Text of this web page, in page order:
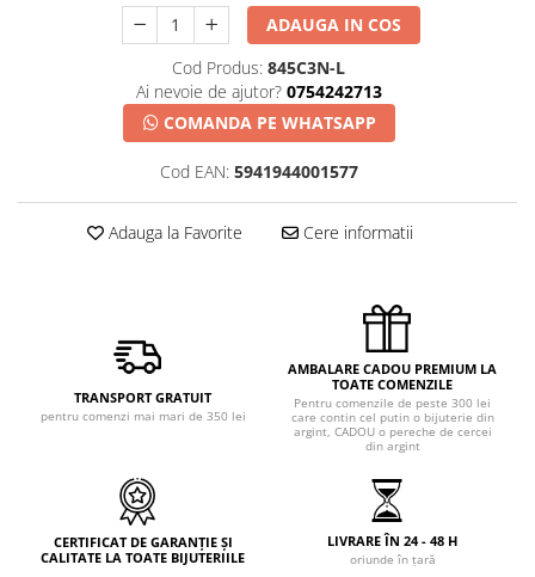
ADAUGA IN COS
Cod Produs: 845C3N-L
Ai nevoie de ajutor? 0754242713
COMANDA PE WHATSAPP
Cod EAN: 5941944001577
Adauga la Favorite Cere informatii
TRANSPORT GRATUIT
pentru comenzi mai mari de 350 lei
AMBALARE CADOU PREMIUM LA
TOATE COMENZILE
Pentru comenzile de peste 300 lei
care contin cel putin o bijuterie din
argint, CADOU o pereche de cercei
din argint
CERTIFICAT DE GARANȚIE ȘI
CALITATE LA TOATE BIJUTERIILE
LIVRARE ÎN 24 - 48 H
oriunde în țară